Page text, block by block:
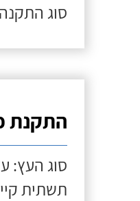
סוג
התקנת
סוג העץ:
תשתית